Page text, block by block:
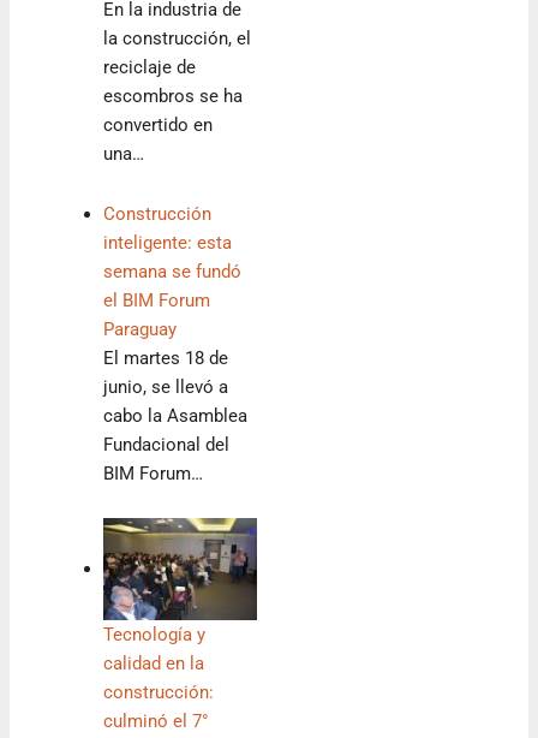
En la industria de
la construcción, el
reciclaje de
escombros se ha
convertido en
una…
Construcción
inteligente: esta
semana se fundó
el BIM Forum
Paraguay
El martes 18 de
junio, se llevó a
cabo la Asamblea
Fundacional del
BIM Forum…
Tecnología y
calidad en la
construcción:
culminó el 7°